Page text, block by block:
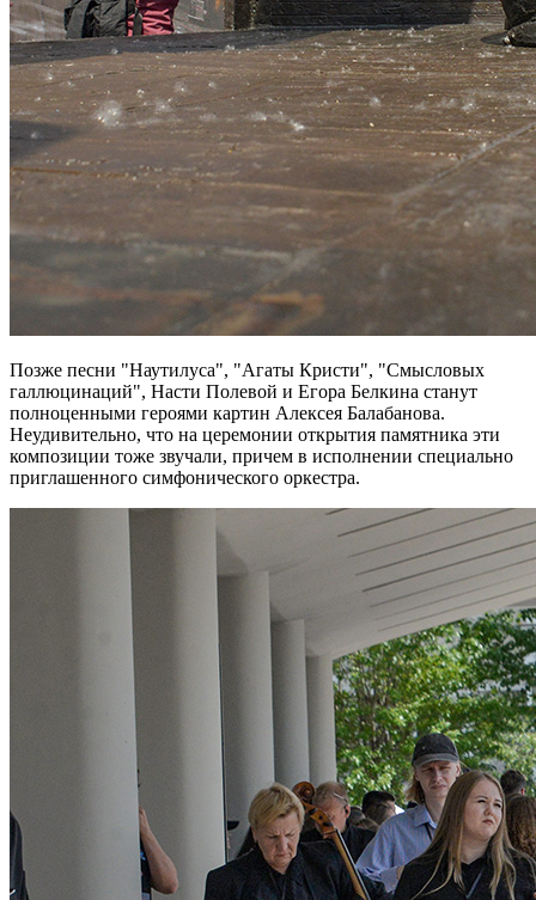
Позже песни "Наутилуса", "Агаты Кристи", "Смысловых
галлюцинаций", Насти Полевой и Егора Белкина станут
полноценными героями картин Алексея Балабанова.
Неудивительно, что на церемонии открытия памятника эти
композиции тоже звучали, причем в исполнении специально
приглашенного симфонического оркестра.